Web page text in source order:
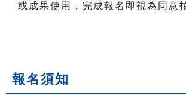
或成果使用，完成報名即視為同意
報名須知